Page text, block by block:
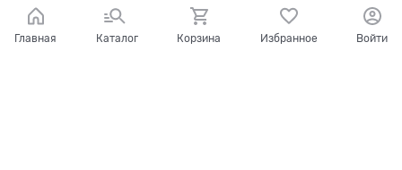
Главная Каталог Корзина Избранное Войти